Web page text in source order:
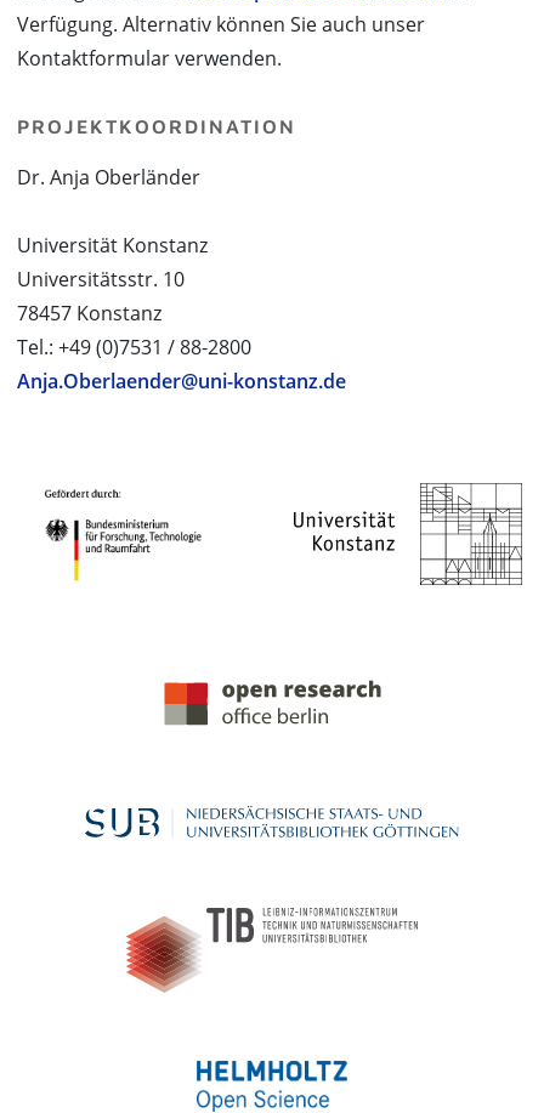
Verfügung. Alternativ können Sie auch unser
Kontaktformular verwenden.
PROJEKTKOORDINATION
Dr. Anja Oberländer
Universität Konstanz
Universitätsstr. 10
78457 Konstanz
Tel.: +49 (0)7531 / 88-2800
Anja.Oberlaender@uni-konstanz.de